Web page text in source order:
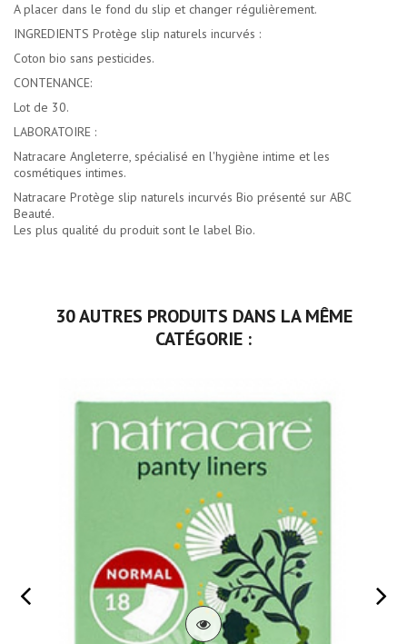
A placer dans le fond du slip et changer régulièrement.
INGREDIENTS Protège slip naturels incurvés :
Coton bio sans pesticides.
CONTENANCE:
Lot de 30.
LABORATOIRE :
Natracare Angleterre, spécialisé en l'hygiène intime et les
cosmétiques intimes.
Natracare Protège slip naturels incurvés Bio présenté sur ABC
Beauté.
Les plus qualité du produit sont le label Bio.
30 AUTRES PRODUITS DANS LA MÊME
CATÉGORIE :